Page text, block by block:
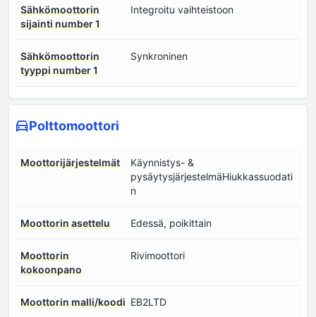
Sähkömoottorin
sijainti number 1
Integroitu vaihteistoon
Sähkömoottorin
tyyppi number 1
Synkroninen
Polttomoottori
Moottorijärjestelmät
Käynnistys- &
pysäytysjärjestelmäHiukkassuodati
n
Moottorin asettelu Edessä, poikittain
Moottorin
kokoonpano
Rivimoottori
Moottorin malli/koodi EB2LTD